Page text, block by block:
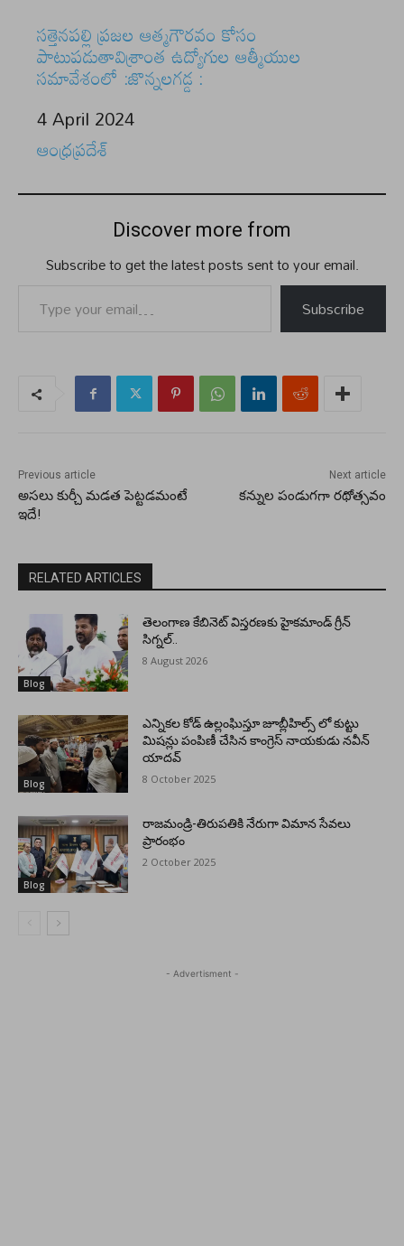
సత్తెనపల్లి ప్రజల ఆత్మగౌరవం కోసం
పాటుపడుతావిశ్రాంత ఉద్యోగుల ఆత్మీయుల
సమావేశంలో :జొన్నలగడ్డ :
Date
4 April 2024
In relation to
ఆంధ్రప్రదేశ్
Discover more from
Subscribe to get the latest posts sent to your email.
Subscribe
Previous article
అసలు కుర్చీ మడత పెట్టడమంటే
ఇదే!
Next article
కన్నుల పండుగగా రథోత్సవం
RELATED ARTICLES
Blog
తెలంగాణ కేబినెట్ విస్తరణకు హైకమాండ్ గ్రీన్
సిగ్నల్..
8 August 2026
Blog
ఎన్నికల కోడ్ ఉల్లంఘిస్తూ జూబ్లీహిల్స్ లో కుట్టు
మిషన్లు పంపిణీ చేసిన కాంగ్రెస్ నాయకుడు నవీన్
యాదవ్
8 October 2025
Blog
రాజమండ్రి-తిరుపతికి నేరుగా విమాన సేవలు
ప్రారంభం
2 October 2025
- Advertisment -